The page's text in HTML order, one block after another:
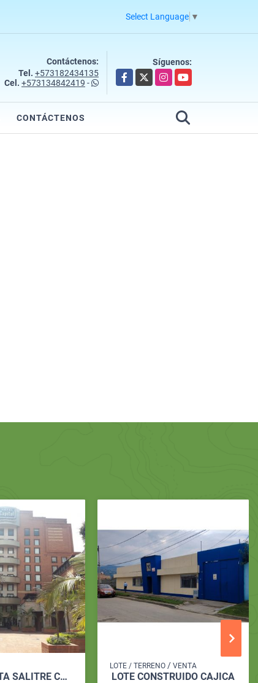
Select Language ▼
Contáctenos:
Tel. +573182434135
Cel. +573134842419 -
Síguenos:
Facebook
X InstagramYouTube
CONTÁCTENOS
LOCAL VENTA SALITRE CAPITAL CENTER 1 37M2 1BAÑO 1GJ 1BD - 101
LOTE / TERRENO /VENTA
LOTE CONSTRUIDO CAJICÁ